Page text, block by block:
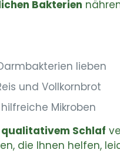
Bakterien
lieben
und Vollkornbrot
Mikroben
qualitativem Schlaf
die Ihnen helfen,